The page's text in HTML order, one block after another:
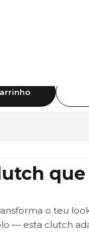
#3
o teu
— esta clutch